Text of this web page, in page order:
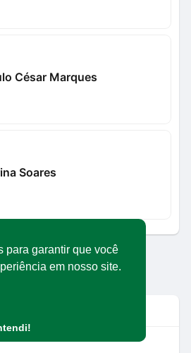
para garantir que você
em nosso site.
César Marques
Soares
mais usuários